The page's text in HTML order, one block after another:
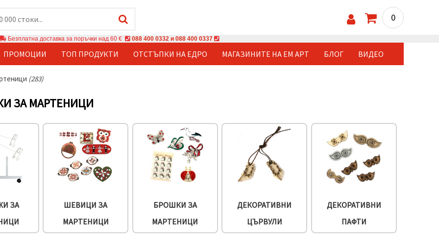
0
Безплатна доставка за поръчки над 60 € 088 400 0332 и 088 400 0337
ПРОМОЦИИ ТОП ПРОДУКТИ ОТСТЪПКИ НА ЕДРО МАГАЗИНИТЕ НА ЕМ АРТ БЛОГ ВИДЕО
(283)
ЗА МАРТЕНИЦИ
ЗА
ШЕВИЦИ ЗА
МАРТЕНИЦИ
БРОШКИ ЗА
МАРТЕНИЦИ
ДЕКОРАТИВНИ
ЦЪРВУЛИ
ДЕКОРАТИВНИ
ПАФТИ